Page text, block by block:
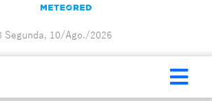
Segunda, 10/Ago./2026